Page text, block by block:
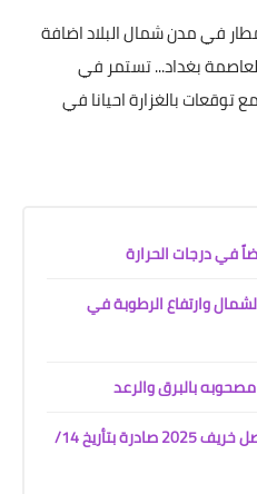
في مدن شمال البلاد اضافة
بغداد... تستمر في
توقعات بالغزارة احيانا في
في درجات الحرارة
وارتفاع الرطوبة في
مصحوبه بالبرق والرعد
توقعات موسم الامطار لفصل خريف 2025 صادرة بتأريخ 14/